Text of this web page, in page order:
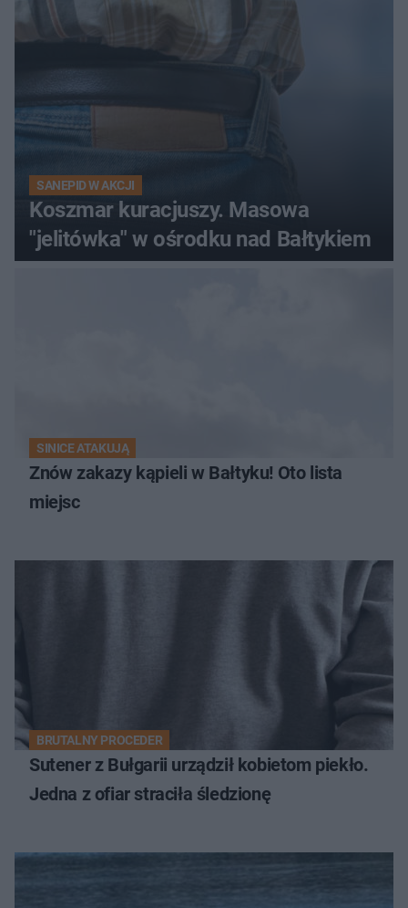
SANEPID W AKCJI
Koszmar kuracjuszy. Masowa
"jelitówka" w ośrodku nad Bałtykiem
SINICE ATAKUJĄ
Znów zakazy kąpieli w Bałtyku! Oto lista
miejsc
BRUTALNY PROCEDER
Sutener z Bułgarii urządził kobietom piekło.
Jedna z ofiar straciła śledzionę